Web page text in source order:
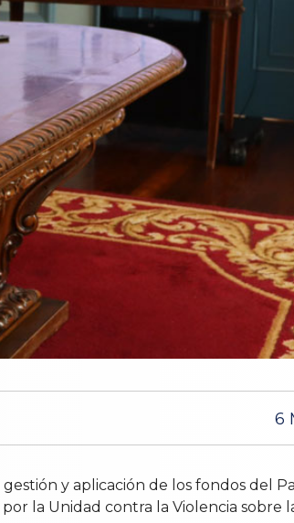
6
y aplicación de los fondos del
la Unidad contra la Violencia sobre